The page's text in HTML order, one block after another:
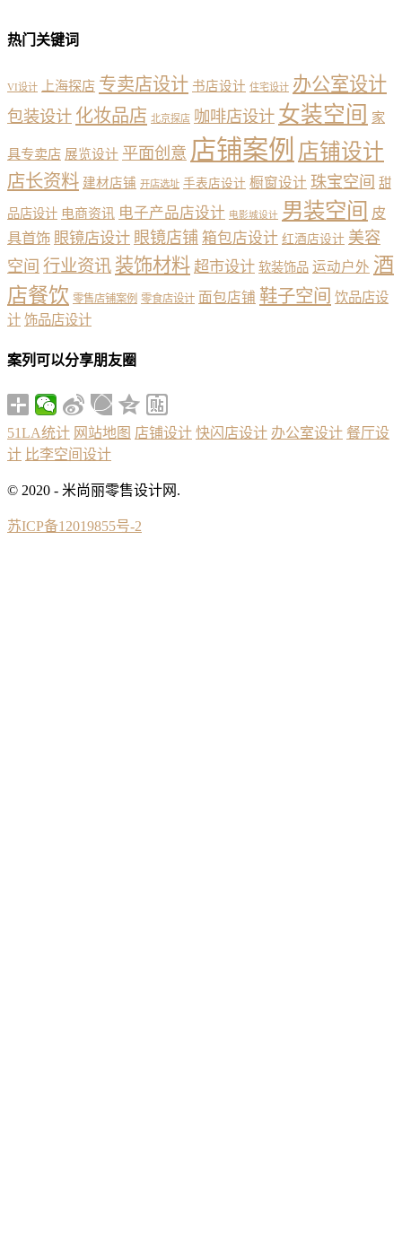
热门关键词
VI设计 上海探店 专卖店设计 书店设计 住宅设计 办公室设计
包装设计 化妆品店 北京探店 咖啡店设计 女装空间 家
具专卖店 展览设计 平面创意 店铺案例 店铺设计
店长资料 建材店铺 开店选址 手表店设计 橱窗设计 珠宝空间 甜
品店设计 电商资讯 电子产品店设计 电影城设计 男装空间 皮
具首饰 眼镜店设计 眼镜店铺 箱包店设计 红酒店设计 美容
空间 行业资讯 装饰材料 超市设计 软装饰品 运动户外 酒
店餐饮 零售店铺案例 零食店设计 面包店铺 鞋子空间 饮品店设
计 饰品店设计
案列可以分享朋友圈
51LA统计 网站地图 店铺设计 快闪店设计 办公室设计 餐厅设
计 比李空间设计
© 2020 - 米尚丽零售设计网.
苏ICP备12019855号-2